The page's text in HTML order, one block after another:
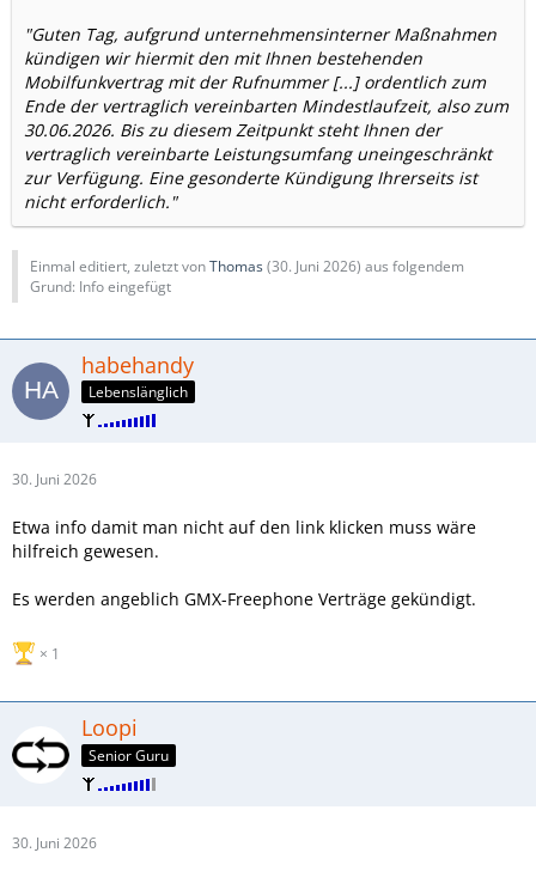
"Guten Tag, aufgrund unternehmensinterner Maßnahmen
kündigen wir hiermit den mit Ihnen bestehenden
Mobilfunkvertrag mit der Rufnummer [...] ordentlich zum
Ende der vertraglich vereinbarten Mindestlaufzeit, also zum
30.06.2026. Bis zu diesem Zeitpunkt steht Ihnen der
vertraglich vereinbarte Leistungsumfang uneingeschränkt
zur Verfügung. Eine gesonderte Kündigung Ihrerseits ist
nicht erforderlich."
Einmal editiert, zuletzt vonThomas(30. Juni 2026) aus folgendem
Grund: Info eingefügt
habehandy
Lebenslänglich
30. Juni 2026
Etwa info damit man nicht auf den link klicken muss wäre
hilfreich gewesen.
Es werden angeblich GMX-Freephone Verträge gekündigt.
1
Loopi
Senior Guru
30. Juni 2026